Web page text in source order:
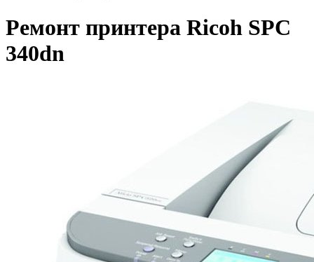
Ремонт принтера Ricoh SPC
340dn